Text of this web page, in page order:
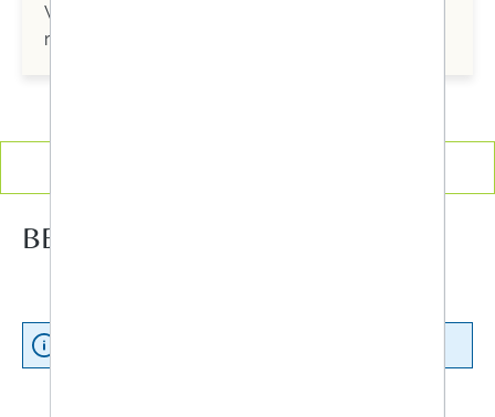
Weise zu lösen und die Darmfunktion zu
regulieren.
BEKUNIS®